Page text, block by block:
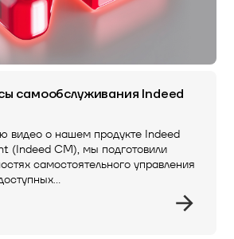
самообслуживания Indeed
видео о нашем продукте Indeed
(Indeed CM), мы подготовили
самостоятельного управления